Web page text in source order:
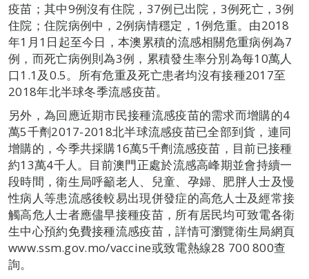
疫苗；其中9例沒有住院，37例已出院，3例死亡，3例
住院；住院病例中，2例病情穩定，1例危重。由2018
年1月1日起至今日，本澳累積的流感相關危重病例為7
例，而死亡病例則為3例，累積發生率分別為每10萬人
口1.1及0.5。所有危重及死亡患者均沒有接種2017至
2018年北半球冬季流感疫苗。
另外，為回應近期市民接種流感疫苗的需求而增購的4
萬5千劑2017-2018北半球流感疫苗已全部到貨，連同
增購的，今季共採購16萬5千劑流感疫苗，目前已接種
約13萬4千人。目前澳門正處於流感高峰期並會持續一
段時間，衛生局呼籲老人、兒童、孕婦、肥胖人士及慢
性病人等患流感後較易出現併發症的高危人士及經常接
觸高危人士者應儘早接種疫苗，所有居民均可致電各衛
生中心預約免費接種流感疫苗，詳情可瀏覽衛生局網頁
www.ssm.gov.mo/vaccine或致電熱線28 700 800查
詢。